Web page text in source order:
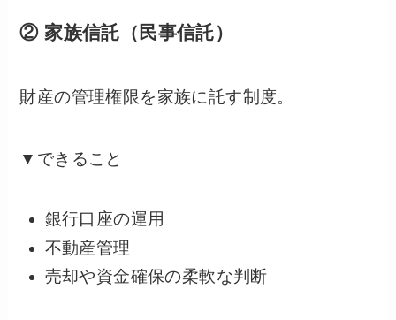
② 家族信託（民事信託）
財産の管理権限を家族に託す制度。
▼できること
銀行口座の運用
不動産管理
売却や資金確保の柔軟な判断